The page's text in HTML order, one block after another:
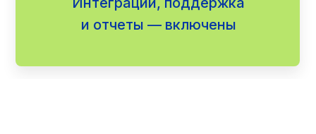
и отчеты — включены